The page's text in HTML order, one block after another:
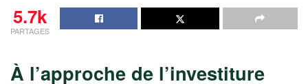
5.7k
PARTAGES
À l’approche de l’investiture